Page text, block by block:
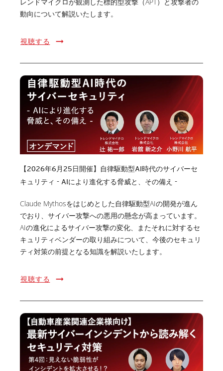
動向について解説いたします。
視聴する
【2026年6月25日開催】自律駆動型AI時代のサイバーセ
キュリティ - AIにより進化する脅威と、その備え -
Claude Mythosをはじめとした自律駆動型AIの開発が進ん
でおり、サイバー攻撃への悪用の懸念が高まっています。
AIの進化によるサイバー攻撃の変化、またそれに対するセ
キュリティベンダーの取り組みについて、今後のセキュリ
ティ対策の前提となる知識を解説いたします。
視聴する